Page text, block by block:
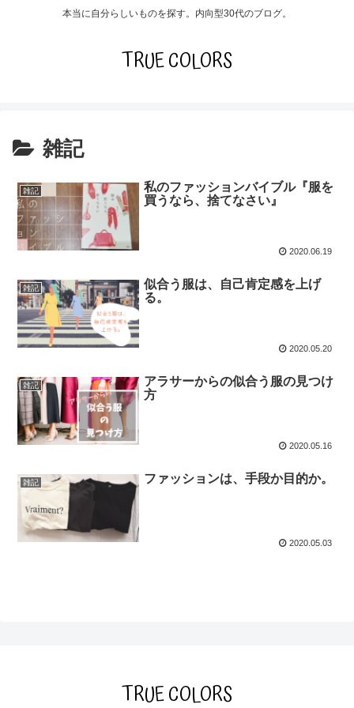
本当に自分らしいものを探す。内向型30代のブログ。
TRUE COLORS
雑記
雑記
私のファッションバイブル『服を
買うなら、捨てなさい』
2020.06.19
雑記
似合う服は、自己肯定感を上げ
る。
2020.05.20
雑記
アラサーからの似合う服の見つけ
方
2020.05.16
雑記 ファッションは、手段か目的か。
2020.05.03
TRUE COLORS